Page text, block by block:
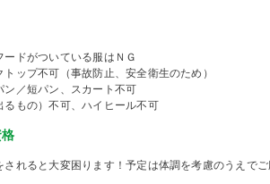
ドがついている服はＮＧ
ップ不可（事故防止、安全衛生のため）
／短パン、スカート不可
もの）不可、ハイヒール不可
されると大変困ります！予定は体調を考慮のうえで